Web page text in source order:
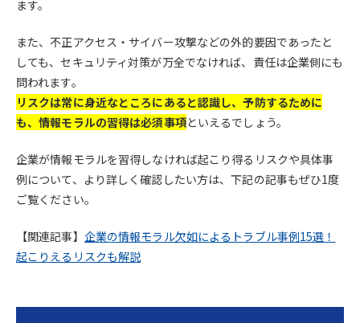
ます。
また、不正アクセス・サイバー攻撃などの外的要因であったと
しても、セキュリティ対策が万全でなければ、責任は企業側にも
問われます。
リスクは常に身近なところにあると認識し、予防するために
も、情報モラルの習得は必須事項といえるでしょう。
企業が情報モラルを習得しなければ起こり得るリスクや具体事
例について、より詳しく確認したい方は、下記の記事もぜひ1度
ご覧ください。
【関連記事】 企業の情報モラル欠如によるトラブル事例15選！
起こりえるリスクも解説